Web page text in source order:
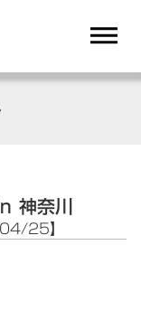
神奈川
25】
dehaze